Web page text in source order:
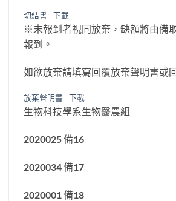
切結書 下載
※未報到者視同放棄，缺額將由備
報到。
如欲放棄請填寫回覆放棄聲明書或
放棄聲明書 下載
生物科技學系生物醫農組
2020025 備16
2020034 備17
2020001 備18